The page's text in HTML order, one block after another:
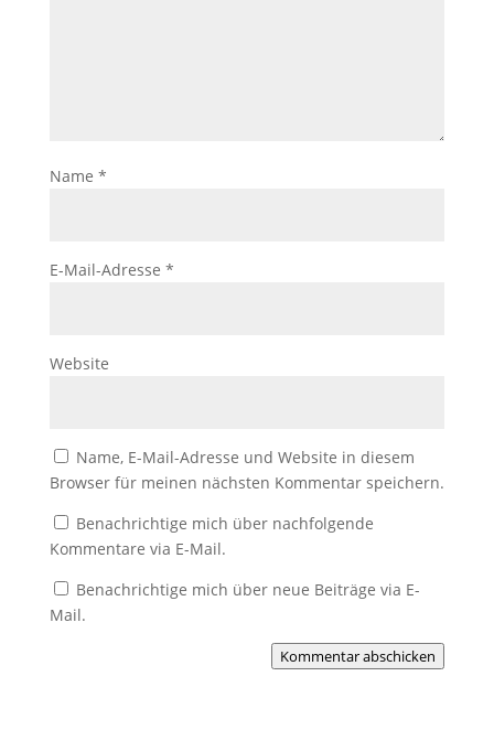
Name *
E-Mail-Adresse *
Website
Name, E-Mail-Adresse und Website in diesem
Browser für meinen nächsten Kommentar speichern.
Benachrichtige mich über nachfolgende
Kommentare via E-Mail.
Benachrichtige mich über neue Beiträge via E-
Mail.
Kommentar abschicken